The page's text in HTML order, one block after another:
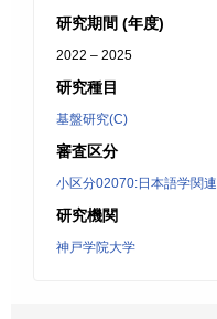
研究期間 (年度)
2022 – 2025
研究種目
基盤研究(C)
審査区分
小区分02070:日本語学関連
研究機関
神戸学院大学